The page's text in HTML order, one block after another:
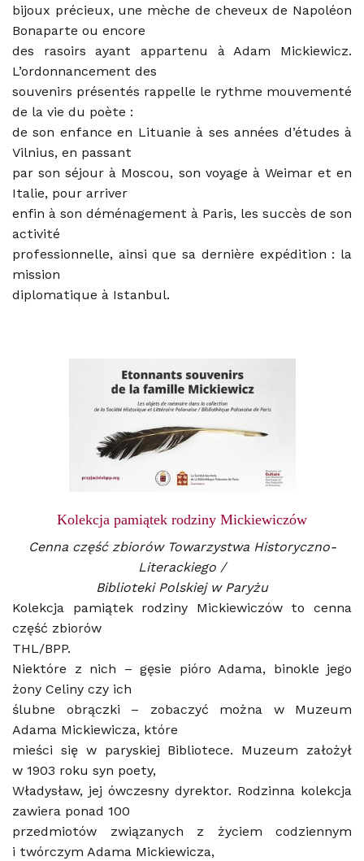
bijoux précieux, une mèche de cheveux de Napoléon
Bonaparte ou encore
des rasoirs ayant appartenu à Adam Mickiewicz.
L’ordonnancement des
souvenirs présentés rappelle le rythme mouvementé
de la vie du poète :
de son enfance en Lituanie à ses années d’études à
Vilnius, en passant
par son séjour à Moscou, son voyage à Weimar et en
Italie, pour arriver
enfin à son déménagement à Paris, les succès de son
activité
professionnelle, ainsi que sa dernière expédition : la
mission
diplomatique à Istanbul.
Kolekcja pamiątek rodziny Mickiewiczów
Cenna część zbiorów Towarzystwa Historyczno-
Literackiego /
Biblioteki Polskiej w Paryżu
Kolekcja pamiątek rodziny Mickiewiczów to cenna
część zbiorów
THL/BPP.
Niektóre z nich – gęsie pióro Adama, binokle jego
żony Celiny czy ich
ślubne obrączki – zobaczyć można w Muzeum
Adama Mickiewicza, które
mieści się w paryskiej Bibliotece. Muzeum założył
w 1903 roku syn poety,
Władysław, jej ówczesny dyrektor. Rodzinna kolekcja
zawiera ponad 100
przedmiotów związanych z życiem codziennym
i twórczym Adama Mickiewicza,